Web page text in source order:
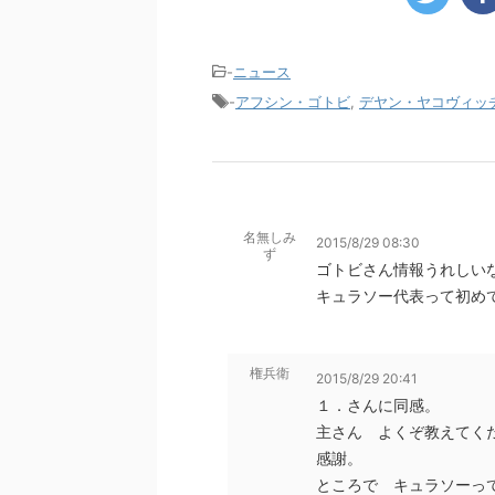
-ニュース
-アフシン・ゴトビ デヤン・ヤコヴィッ
名無しみ
ず
2015/8/29 08:30
ゴトビさん情報うれしい
キュラソー代表って初め
権兵衛 2015/8/29 20:41
１．さんに同感。
主さん よくぞ教えてく
感謝。
ところで キュラソーっ